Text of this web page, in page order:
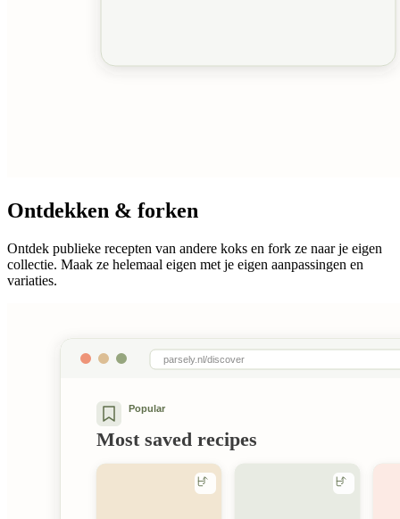
Ontdekken & forken
Ontdek publieke recepten van andere koks en fork ze naar je eigen
collectie. Maak ze helemaal eigen met je eigen aanpassingen en
variaties.